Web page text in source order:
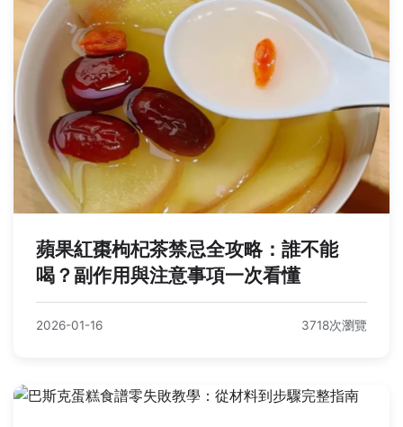
蘋果紅棗枸杞茶禁忌全攻略：誰不能
喝？副作用與注意事項一次看懂
2026-01-16 3718次瀏覽